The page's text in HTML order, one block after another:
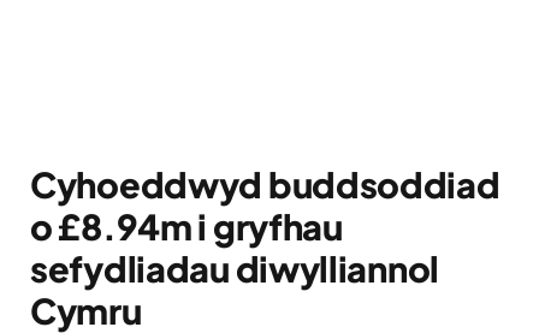
Cyhoeddwyd buddsoddiad
o £8.94m i gryfhau
sefydliadau diwylliannol
Cymru